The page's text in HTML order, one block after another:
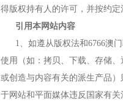
得版权持有人的许可，并按约定
引用本网站内容
1、如遵从版权法和6766澳
使用（如：拷贝、下载、存储
或创造与内容有关的派生产品
于网站和平面媒体违反国家有